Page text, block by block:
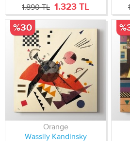
1.890 TL 1.323 TL
Orange
Wassily Kandinsky
%30